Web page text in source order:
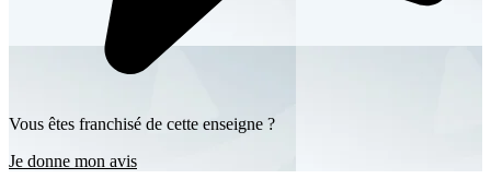
Vous êtes franchisé de cette enseigne ?
Je donne mon avis